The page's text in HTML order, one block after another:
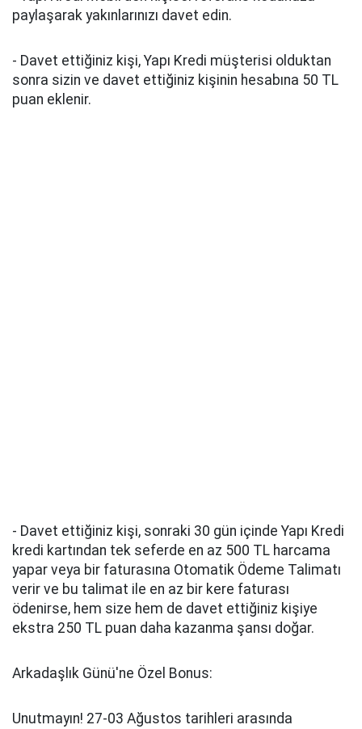
paylaşarak yakınlarınızı davet edin.
- Davet ettiğiniz kişi, Yapı Kredi müşterisi olduktan
sonra sizin ve davet ettiğiniz kişinin hesabına 50 TL
puan eklenir.
- Davet ettiğiniz kişi, sonraki 30 gün içinde Yapı Kredi
kredi kartından tek seferde en az 500 TL harcama
yapar veya bir faturasına Otomatik Ödeme Talimatı
verir ve bu talimat ile en az bir kere faturası
ödenirse, hem size hem de davet ettiğiniz kişiye
ekstra 250 TL puan daha kazanma şansı doğar.
Arkadaşlık Günü'ne Özel Bonus:
Unutmayın! 27-03 Ağustos tarihleri arasında